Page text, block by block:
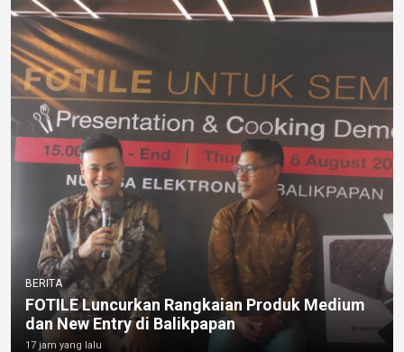
BERITA
FOTILE Luncurkan Rangkaian Produk Medium
dan New Entry di Balikpapan
17 jam yang lalu